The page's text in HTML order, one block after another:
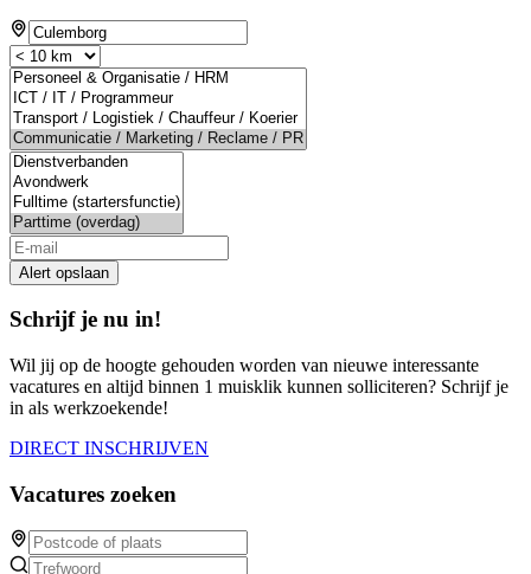
Alert opslaan
Schrijf je nu in!
Wil jij op de hoogte gehouden worden van nieuwe interessante
vacatures en altijd binnen 1 muisklik kunnen solliciteren? Schrijf je
in als werkzoekende!
DIRECT INSCHRIJVEN
Vacatures zoeken